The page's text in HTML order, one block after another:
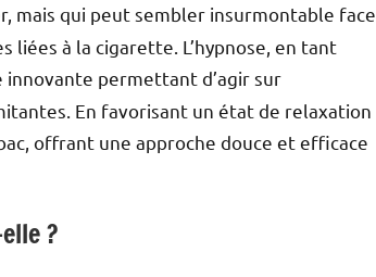
mais qui peut sembler insurmontable face
liées à la cigarette. L’hypnose, en tant
innovante permettant d’agir sur
En favorisant un état de relaxation
offrant une approche douce et efficace
?